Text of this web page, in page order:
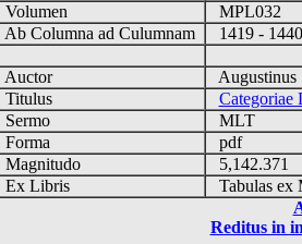
Volumen
MPL032
Ab Columna ad Culumnam
1419 - 1440
Auctor
Augustinus
Titulus
Categoriae
Sermo
MLT
Forma
pdf
Magnitudo
Ex Libris
Tabulas ex
Reditus in